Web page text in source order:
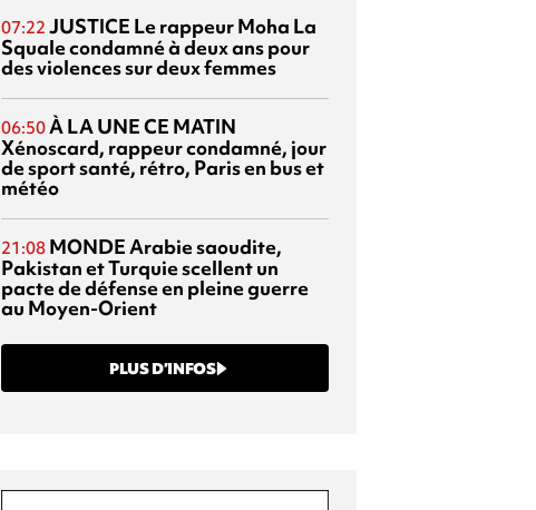
07:22 JUSTICE Le rappeur Moha La
Squale condamné à deux ans pour
des violences sur deux femmes
06:50À LA UNE CE MATIN
Xénoscard, rappeur condamné, jour
de sport santé, rétro, Paris en bus et
météo
21:08 MONDEArabie saoudite,
Pakistan et Turquie scellent un
pacte de défense en pleine guerre
au Moyen-Orient
PLUS D’INFOS